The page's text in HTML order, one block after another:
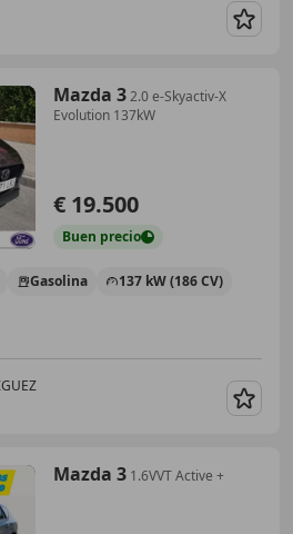
Mazda 32.0 e-Skyactiv-X
Evolution 137kW
€ 19.500
Buen precio
Gasolina 137 kW (186 CV)
Mazda 3 1.6VVT Active +